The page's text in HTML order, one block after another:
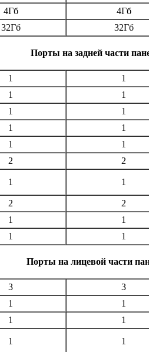
4Гб
4Гб
32Гб 32Гб
Порты на задней части
1
1
1
1
1
1
1
1
1
1
2
2
1 1
2
2
1
1
1 1
Порты на лицевой части
3
3
1
1
1
1
1 1